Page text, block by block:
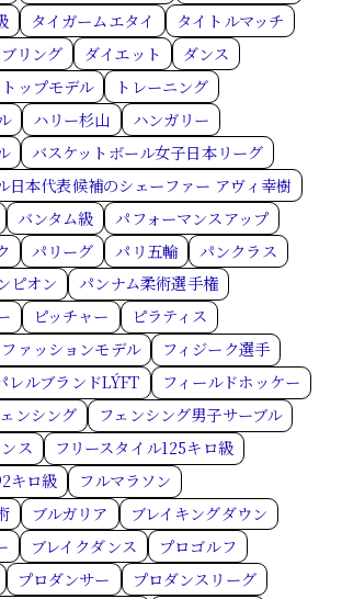
タイガームエタイ
タイトルマッチ
リング ダイエット
ダンス
トップモデル
トレーニング
ハリー杉山
ハンガリー
バスケットボール女子日本リーグ
日本代表候補のシェーファー アヴィ幸樹
バンタム級
パフォーマンスアップ
パリーグ パリ五輪
パンクラス
ピオン
パンナム柔術選手権
ピッチャー
ピラティス
ファッションモデル
フィジーク選手
レルブランドLÝFT
フィールドホッケー
ンシング
フェンシング男子サーブル
ス
フリースタイル125キロ級
キロ級
フルマラソン
ブルガリア
ブレイキングダウン
ブレイクダンス
プロゴルフ
プロダンサー
プロダンスリーグ